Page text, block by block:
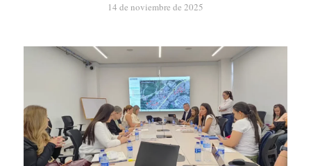
14 de noviembre de 2025